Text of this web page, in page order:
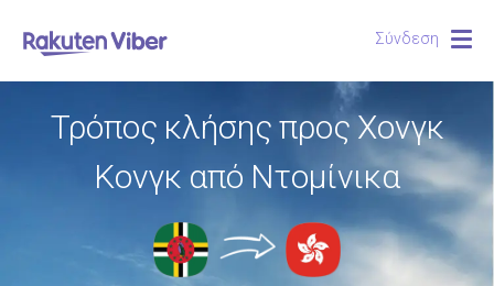
Σύνδεση
Τρόπος κλήσης προς Χονγκ
Κονγκ από Ντομίνικα